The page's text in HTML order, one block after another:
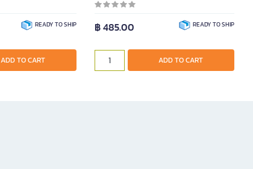
READY TO SHIP
ADD TO CART
฿ 485.00 READY TO SHIP
ADD TO CART